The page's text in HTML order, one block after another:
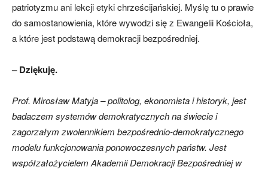
patriotyzmu ani lekcji etyki chrześcijańskiej. Myślę tu o prawie
do samostanowienia, które wywodzi się z Ewangelii Kościoła,
a które jest podstawą demokracji bezpośredniej.
– Dziękuję.
Prof. Mirosław Matyja – politolog, ekonomista i historyk, jest
badaczem systemów demokratycznych na świecie i
zagorzałym zwolennikiem bezpośrednio-demokratycznego
modelu funkcjonowania ponowoczesnych państw. Jest
współzałożycielem Akademii Demokracji Bezpośredniej w